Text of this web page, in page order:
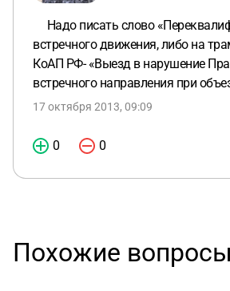
Надо писать слово
встречного движения, либо на
КоАП РФ- «Выезд в нарушение
встречного направления при
17 октября 2013, 09:09
0 0
Похожие вопросы